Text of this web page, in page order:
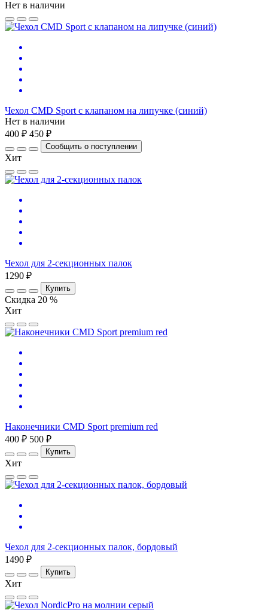
Нет в наличии
Чехол CMD Sport с клапаном на липучке (синий)
Нет в наличии
400 ₽ 450 ₽
Сообщить о поступлении
Хит
Чехол для 2-секционных палок
1290 ₽
Купить
Скидка 20 %
Хит
Наконечники CMD Sport premium red
400 ₽ 500 ₽
Купить
Хит
Чехол для 2-секционных палок, бордовый
1490 ₽
Купить
Хит